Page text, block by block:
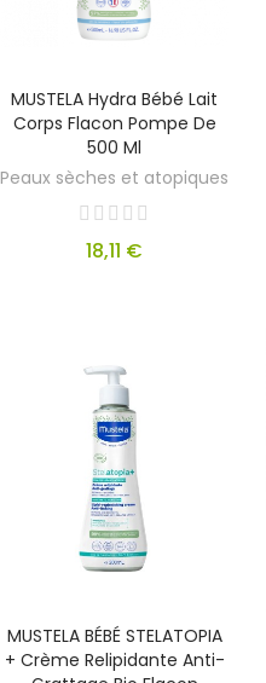
MUSTELA Hydra Bébé Lait
Corps Flacon Pompe De
500 Ml
Peaux sèches et atopiques
18,11 €
MUSTELA BÉBÉ STELATOPIA
+ Crème Relipidante Anti-